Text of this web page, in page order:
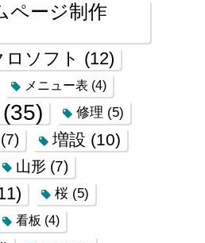
ページ制作
ロソフト (12)
メニュー表 (4)
(35) 修理 (5)
(7) 増設 (10)
山形 (7)
桜 (5)
看板 (4)